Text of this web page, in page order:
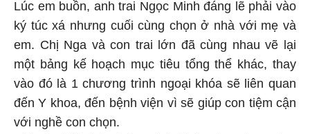
Lúc em buồn, anh trai Ngọc Minh đáng lẽ phải vào
ký túc xá nhưng cuối cùng chọn ở nhà với mẹ và
em. Chị Nga và con trai lớn đã cùng nhau vẽ lại
một bảng kế hoạch mục tiêu tổng thể khác, thay
vào đó là 1 chương trình ngoại khóa sẽ liên quan
đến Y khoa, đến bệnh viện vì sẽ giúp con tiệm cận
với nghề con chọn.